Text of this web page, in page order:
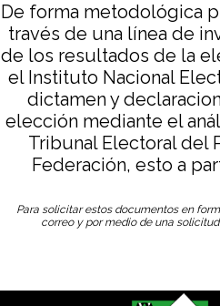
De forma metodológica
través de una línea de
de los resultados de la
el Instituto Nacional
dictamen y
elección mediante el
Tribunal Electoral del
Federación, esto a
Para solicitar estos documentos en
correo y por medio de una